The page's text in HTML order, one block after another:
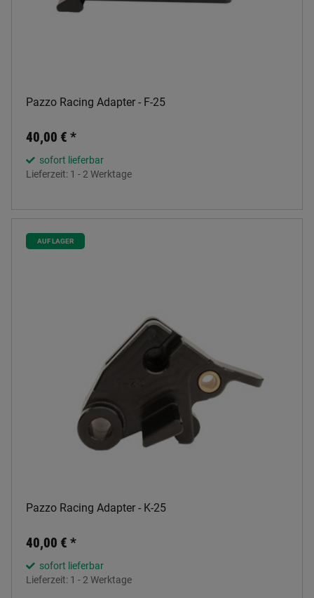
Pazzo Racing Adapter - F-25
40,00 € *
sofort lieferbar
Lieferzeit: 1 - 2 Werktage
AUF LAGER
Pazzo Racing Adapter - K-25
40,00 € *
sofort lieferbar
Lieferzeit: 1 - 2 Werktage